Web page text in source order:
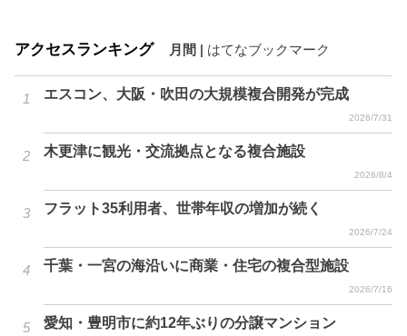
アクセスランキング 月間 はてなブックマーク
エスコン、大阪・吹田の大規模複合開発が完成
2026/7/31
木更津に観光・交流拠点となる複合施設
2026/8/4
フラット35利用者、世帯年収の増加が続く
2026/7/24
千葉・一宮の海沿いに商業・住宅の複合型施設
2026/7/16
愛知・豊明市に約12年ぶりの分譲マンション